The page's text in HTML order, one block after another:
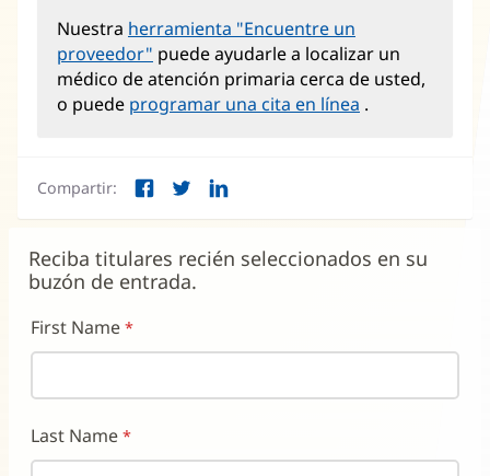
Nuestra herramienta "Encuentre un
proveedor" puede ayudarle a localizar un
médico de atención primaria cerca de usted,
o puede programar una cita en línea .
Compartir: Facebook
en
una
ventana
Twitter
en
una
ventana
LinkedIn
en
una
Reciba titulares recién seleccionados en su
buzón de entrada.
First Name
Last Name